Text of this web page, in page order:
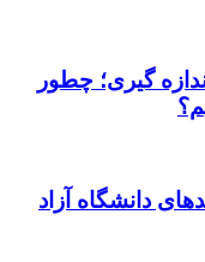
گیری؛ چطور
دانشگاه آزاد